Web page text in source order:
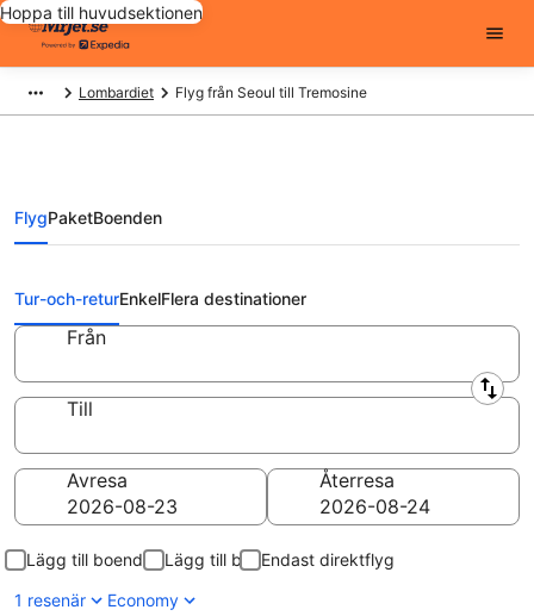
Hoppa till huvudsektionen
Lombardiet Flyg från Seoul till Tremosine
Flyg från Seoul till Tremosine från
FlygPaketBoenden
Tur-och-returEnkelFlera destinationer
Från
Till
Avresa Återresa
Lägg till boende Lägg till bil
Endast direktflyg
1 resenär
Economy